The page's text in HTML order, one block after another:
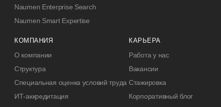
Naumen Enterprise Search
Naumen Smart Expertise
КОМПАНИЯ
О компании
Структура
Специальная оценка условий труда
ИТ-аккредитация
КАРЬЕРА
Работа у нас
Вакансии
Стажировка
Корпоративный блог